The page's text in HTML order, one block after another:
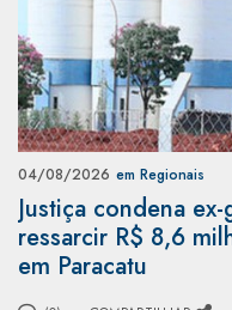
04/08/2026 em Regionais
Justiça condena
ressarcir R$ 8,6
em Paracatu